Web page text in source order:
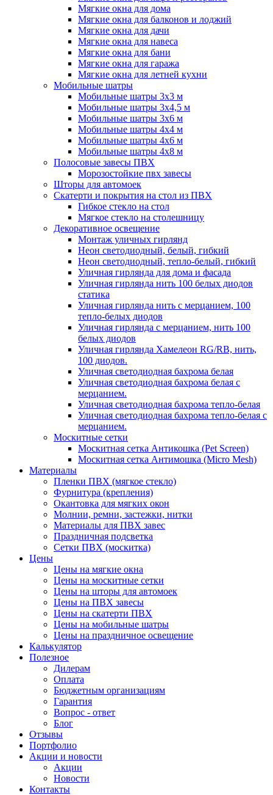
Мягкие окна для дома
Мягкие окна для балконов и лоджий
Мягкие окна для дачи
Мягкие окна для навеса
Мягкие окна для бани
Мягкие окна для гаража
Мягкие окна для летней кухни
Мобильные шатры
Мобильные шатры 3х3 м
Мобильные шатры 3х4,5 м
Мобильные шатры 3х6 м
Мобильные шатры 4х4 м
Мобильные шатры 4х6 м
Мобильные шатры 4х8 м
Полосовые завесы ПВХ
Морозостойкие пвх завесы
Шторы для автомоек
Скатерти и покрытия на стол из ПВХ
Гибкое стекло на стол
Мягкое стекло на столешницу
Декоративное освещение
Монтаж уличных гирлянд
Неон светодиодный, белый, гибкий
Неон светодиодный, тепло-белый, гибкий
Уличная гирлянда для дома и фасада
Уличная гирлянда нить 100 белых диодов
статика
Уличная гирлянда нить с мерцанием, 100
тепло-белых диодов
Уличная гирлянда с мерцанием, нить 100
белых диодов
Уличная гирлянда Хамелеон RG/RB, нить,
100 диодов.
Уличная светодиодная бахрома белая
Уличная светодиодная бахрома белая с
мерцанием.
Уличная светодиодная бахрома тепло-белая
Уличная светодиодная бахрома тепло-белая с
мерцанием.
Москитные сетки
Москитная сетка Антикошка (Pet Screen)
Москитная сетка Антимошка (Micro Mesh)
Материалы
Пленки ПВХ (мягкое стекло)
Фурнитура (крепления)
Окантовка для мягких окон
Молнии, ремни, застежки, нитки
Материалы для ПВХ завес
Праздничная подсветка
Сетки ПВХ (москитка)
Цены
Цены на мягкие окна
Цены на москитные сетки
Цены на шторы для автомоек
Цены на ПВХ завесы
Цены на скатерти ПВХ
Цены на мобильные шатры
Цены на праздничное освещение
Калькулятор
Полезное
Дилерам
Оплата
Бюджетным организациям
Гарантия
Вопрос - ответ
Блог
Отзывы
Портфолио
Акции и новости
Акции
Новости
Контакты